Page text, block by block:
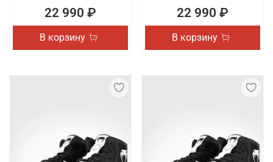
22 990 ₽
В корзину
22 990 ₽
В корзину